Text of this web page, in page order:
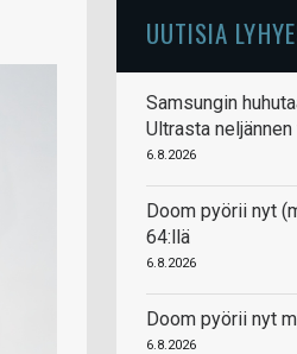
UUTISIA
Samsungin
Ultrasta
6.8.2026
Doom pyörii nyt
64:llä
6.8.2026
Doom pyörii nyt
6.8.2026